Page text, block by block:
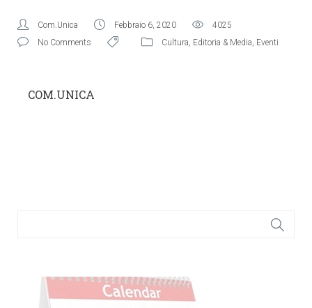
Com.Unica Febbraio 6, 2020
4025
No Comments
Cultura, Editoria & Media, Eventi
COM.UNICA